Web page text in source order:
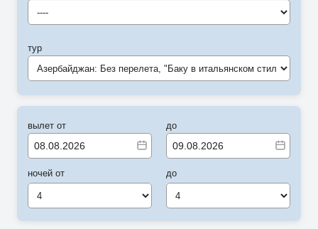
----
тур
Азербайджан: Без перелета, "Баку в итальянском стиле" (RD)
вылет от
ночей от
4
до
до
4